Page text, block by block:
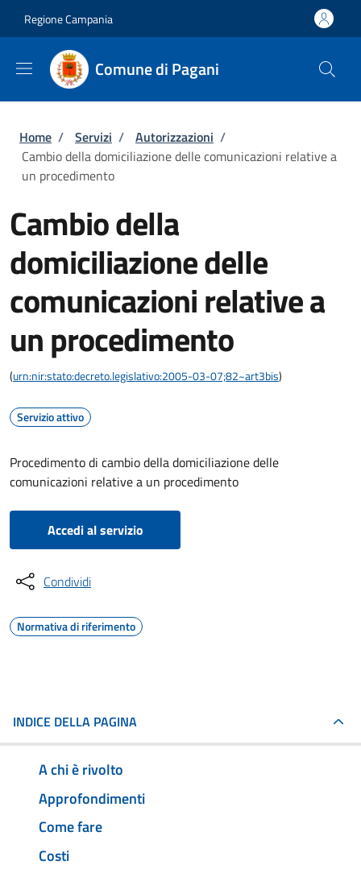
Regione Campania
Comune di Pagani
Briciole di pane
Home / Servizi / Autorizzazioni /
Cambio della domiciliazione delle comunicazioni relative a
un procedimento
Cambio della
domiciliazione delle
comunicazioni relative a
un procedimento
(urn:nir:stato:decreto.legislativo:2005-03-07;82~art3bis)
Servizio attivo
Procedimento di cambio della domiciliazione delle
comunicazioni relative a un procedimento
Accedi al servizio
Condividi
Normativa di riferimento
INDICE DELLA PAGINA
A chi è rivolto
Approfondimenti
Come fare
Costi